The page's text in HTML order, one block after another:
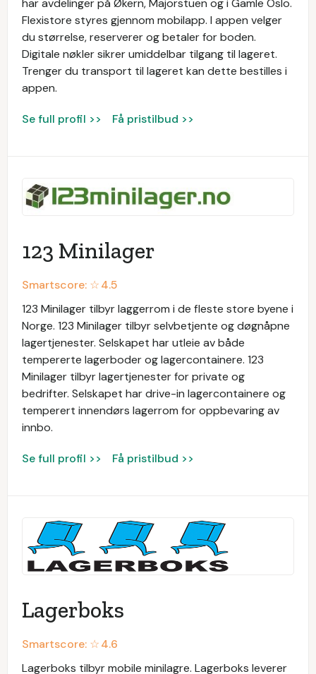
har avdelinger på Økern, Majorstuen og i Gamle Oslo.
Flexistore styres gjennom mobilapp. I appen velger
du størrelse, reserverer og betaler for boden.
Digitale nøkler sikrer umiddelbar tilgang til lageret.
Trenger du transport til lageret kan dette bestilles i
appen.
Se full profil >> Få pristilbud >>
123 Minilager
Smartscore: ☆4.5
123 Minilager tilbyr laggerrom i de fleste store byene i
Norge. 123 Minilager tilbyr selvbetjente og døgnåpne
lagertjenester. Selskapet har utleie av både
tempererte lagerboder og lagercontainere. 123
Minilager tilbyr lagertjenester for private og
bedrifter. Selskapet har drive-in lagercontainere og
temperert innendørs lagerrom for oppbevaring av
innbo.
Se full profil >> Få pristilbud >>
Lagerboks
Smartscore: ☆4.6
Lagerboks tilbyr mobile minilagre. Lagerboks leverer